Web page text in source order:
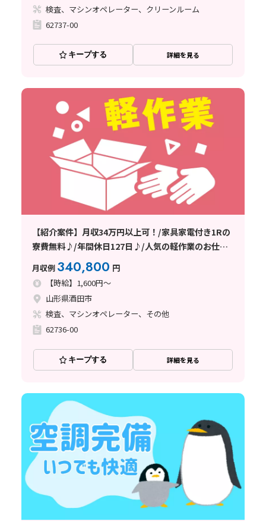
検査、マシンオペレーター、クリーンルーム
62737-00
キープする 詳細を見る
【紹介案件】月収34万円以上可！/家具家電付き1Rの
寮費無料♪/年間休日127日♪/人気の軽作業のお仕事
月収例 340,800 円
【時給】1,600円～
山形県酒田市
検査、マシンオペレーター、その他
62736-00
キープする 詳細を見る